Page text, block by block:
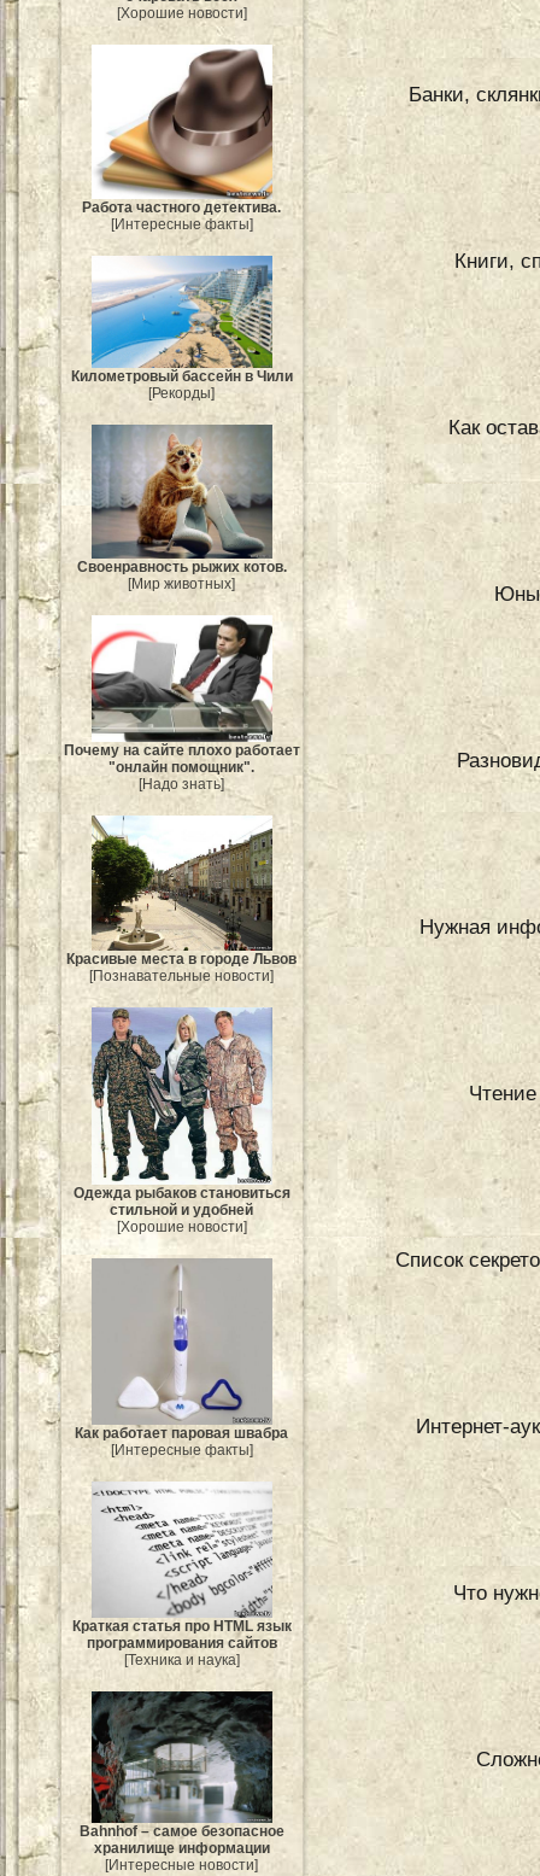
[Хорошие новости]
Работа частного детектива.
[Интересные факты]
Километровый бассейн в Чили
[Рекорды]
Своенравность рыжих котов.
[Мир животных]
Почему на сайте плохо работает
"онлайн помощник".
[Надо знать]
Красивые места в городе Львов
[Познавательные новости]
Одежда рыбаков становиться
стильной и удобней
[Хорошие новости]
Как работает паровая швабра
[Интересные факты]
Краткая статья про HTML язык
программирования сайтов
[Техника и наука]
Bahnhof – самое безопасное
хранилище информации
[Интересные новости]
Банки,
Книги,
Как
Нужная
Список
Интернет-
Что